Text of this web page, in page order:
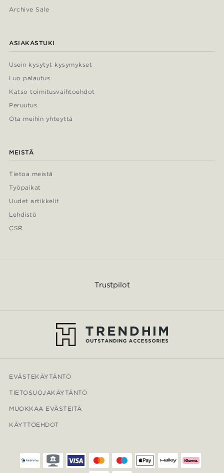
Archive Sale
ASIAKASTUKI
Usein kysytyt kysymykset
Luo palautus
Katso toimitusvaihtoehdot
Peruutus
Ota meihin yhteyttä
MEISTÄ
Tietoa meistä
Työpaikat
Uudet artikkelit
Lehdistö
CSR
Trustpilot
EVÄSTEKÄYTÄNTÖ
TIETOSUOJAKÄYTÄNTÖ
MUOKKAA EVÄSTEITÄ
KÄYTTÖEHDOT